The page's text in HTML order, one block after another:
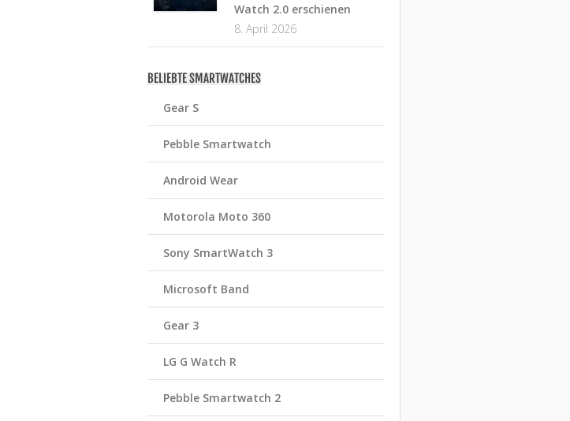
Watch 2.0 erschienen
8. April 2026
BELIEBTE SMARTWATCHES
Gear S
Pebble Smartwatch
Android Wear
Motorola Moto 360
Sony SmartWatch 3
Microsoft Band
Gear 3
LG G Watch R
Pebble Smartwatch 2